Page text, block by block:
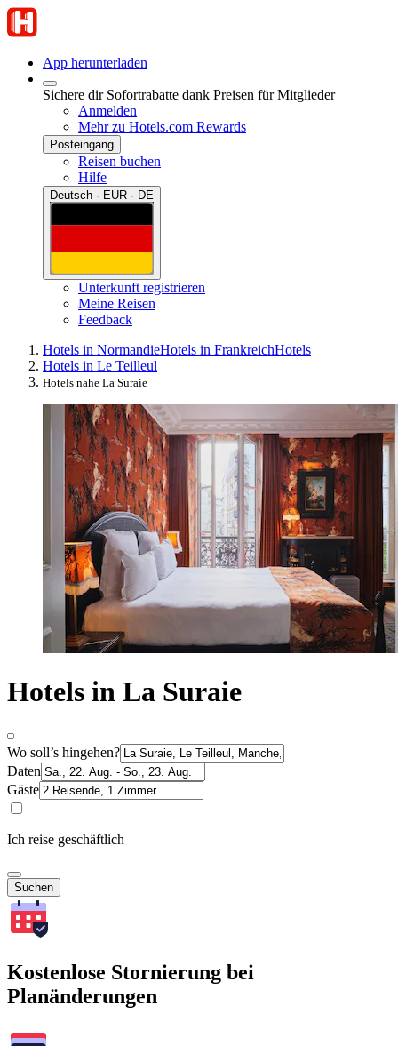
App herunterladen
Sichere dir Sofortrabatte dank Preisen für Mitglieder
Anmelden
Mehr zu Hotels.com Rewards
Posteingang
Reisen buchen
Hilfe
Deutsch · EUR · DE
Unterkunft registrieren
Meine Reisen
Feedback
Hotels in NormandieHotels in FrankreichHotels
Hotels in Le Teilleul
Hotels nahe La Suraie
Hotels in La Suraie
Wo soll’s hingehen?
Daten
Gäste
Ich reise geschäftlich
Suchen
Kostenlose Stornierung bei
Planänderungen